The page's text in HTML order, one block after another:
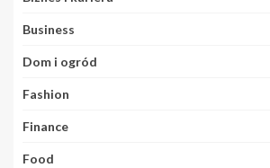
Business
Dom i ogród
Fashion
Finance
Food